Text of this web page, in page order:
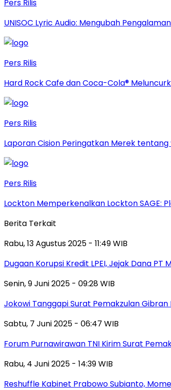
Pers Rilis
UNISOC Lyric Audio: Mengubah
Pers Rilis
Hard Rock Cafe dan Coca-Cola®
Pers Rilis
Laporan Cision Peringatkan Merek
Pers Rilis
Lockton Memperkenalkan Lockton SAGE:
Berita Terkait
Rabu, 13 Agustus 2025 - 11:49 WIB
Dugaan Korupsi Kredit LPEI, Jejak Dana PT
Senin, 9 Juni 2025 - 09:28 WIB
Jokowi Tanggapi Surat Pemakzulan
Sabtu, 7 Juni 2025 - 06:47 WIB
Forum Purnawirawan TNI Kirim Surat
Rabu, 4 Juni 2025 - 14:39 WIB
Reshuffle Kabinet Prabowo Subianto,